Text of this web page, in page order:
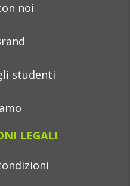
noi
studenti
LEGALI